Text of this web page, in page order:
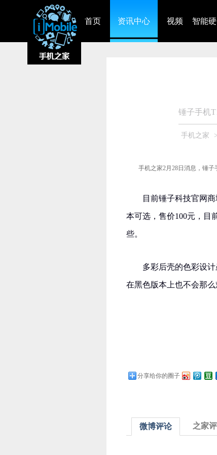
首页 资讯中心 视频 智能
锤子手机
手机之家 >
手机之家2月28日消息，锤子
目前锤子科技官网
本可选，售价100元，目
些。
多彩后壳的色彩设
在黑色版本上也不会那么
分享给你的圈子
微博评论 之家